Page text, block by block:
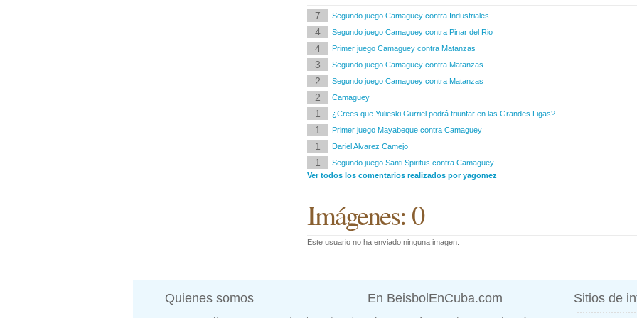
7 Segundo juego Camaguey contra Industriales
4 Segundo juego Camaguey contra Pinar del Rio
4 Primer juego Camaguey contra Matanzas
3 Segundo juego Camaguey contra Matanzas
2 Segundo juego Camaguey contra Matanzas
2 Camaguey
1 ¿Crees que Yulieski Gurriel podrá triunfar en las Grandes Ligas?
1 Primer juego Mayabeque contra Camaguey
1 Dariel Alvarez Camejo
1
Segundo juego Santi Spiritus contra Camaguey
Ver todos los comentarios realizados por yagomez
Imágenes: 0
Este usuario no ha enviado ninguna imagen.
Quienes somos En BeisbolEnCuba.com Sitios de